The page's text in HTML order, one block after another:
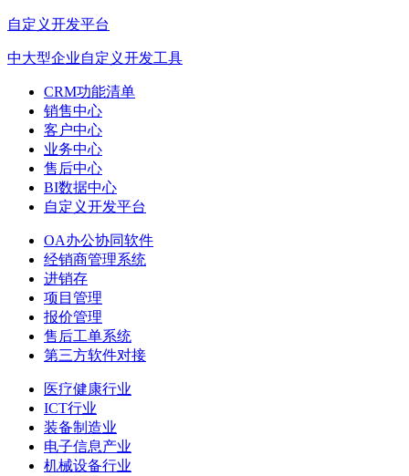
自定义开发平台
中大型企业自定义开发工具
CRM功能清单
销售中心
客户中心
业务中心
售后中心
BI数据中心
自定义开发平台
OA办公协同软件
经销商管理系统
进销存
项目管理
报价管理
售后工单系统
第三方软件对接
医疗健康行业
ICT行业
装备制造业
电子信息产业
机械设备行业